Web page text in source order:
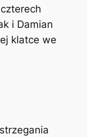
i Damian
klatce we